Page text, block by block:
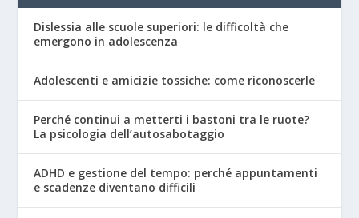
Dislessia alle scuole superiori: le difficoltà che
emergono in adolescenza
Adolescenti e amicizie tossiche: come riconoscerle
Perché continui a metterti i bastoni tra le ruote?
La psicologia dell’autosabotaggio
ADHD e gestione del tempo: perché appuntamenti
e scadenze diventano difficili